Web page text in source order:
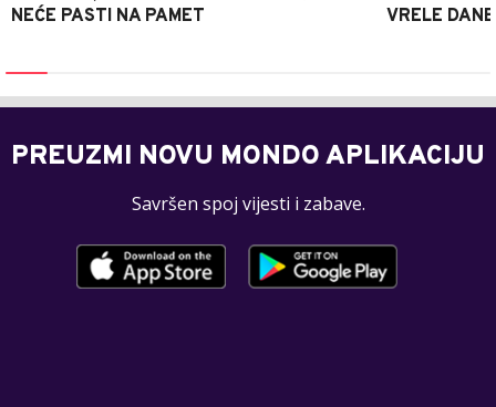
NEĆE PASTI NA PAMET
VRELE DANE
PREUZMI NOVU MONDO APLIKACIJU
Savršen spoj vijesti i zabave.